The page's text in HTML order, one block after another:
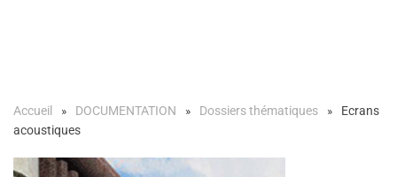
Accueil DOCUMENTATION Dossiers thématiques
Ecrans
acoustiques